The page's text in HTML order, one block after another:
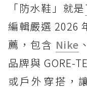
「防水鞋」就是
編輯嚴選 2026
薦，包含 Nike
品牌與 GORE-
或戶外穿搭，